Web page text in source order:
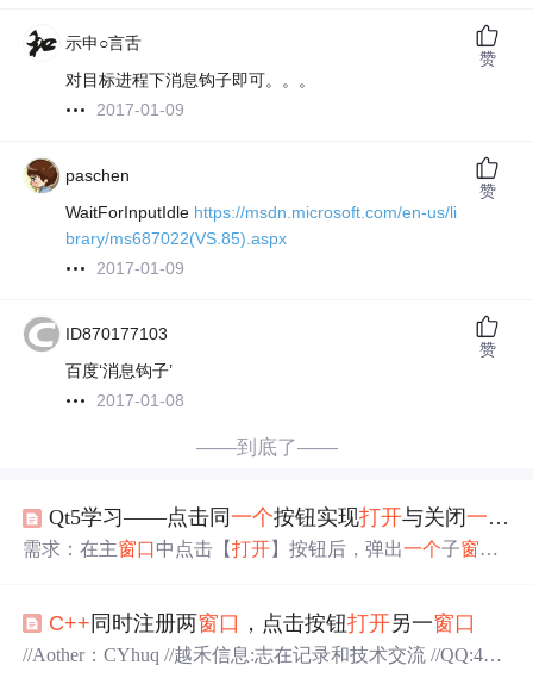
示申○言舌
对目标进程下消息钩子即可。。。
2017-01-09
赞
paschen
WaitForInputIdle https://msdn.microsoft.com/en-us/li
brary/ms687022(VS.85).aspx
2017-01-09
赞
ID870177103
百度‘消息钩子’
2017-01-08
赞
——到底了——
Qt5学习——点击同一个按钮实现打开与关闭一个
需求：在主窗口中点击【打开】按钮后，弹出一个子窗口
按钮实现打开与关闭的功能，这个需要注意实现的方式以
及一些细节，需要用到lambda表达式，具体步骤如下：
C++ 同时注册两窗口 ，点击按钮打开另一窗口
//Aother：CYhuq //越禾信息:志在记录和技术交流 //QQ:421